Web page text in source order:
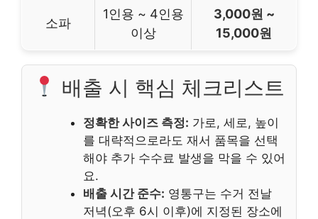
소파
1인용 ~ 4인용
이상
3,000원 ~
15,000원
배출 시 핵심 체크리스트
정확한 사이즈 측정: 가로, 세로, 높이
를 대략적으로라도 재서 품목을 선택
해야 추가 수수료 발생을 막을 수 있어
요.
배출 시간 준수: 영통구는 수거 전날
저녁(오후 6시 이후)에 지정된 장소에